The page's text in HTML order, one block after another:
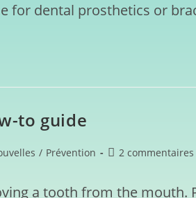
for dental prosthetics or
to guide
/ Prévention 2 commentaires
a tooth from the mouth.